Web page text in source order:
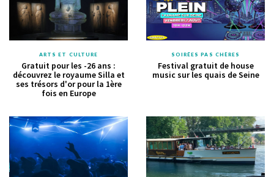
ARTS ET CULTURE
Gratuit pour les -26 ans :
découvrez le royaume Silla et
ses trésors d'or pour la 1ère
fois en Europe
SOIRÉES PAS CHÈRES
Festival gratuit de house
music sur les quais de Seine